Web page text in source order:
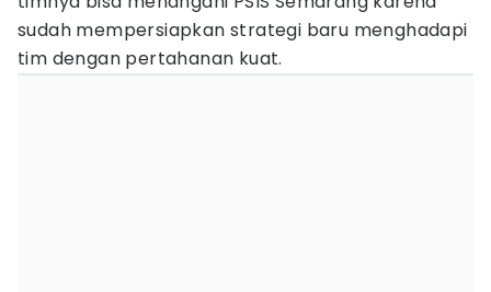
sudah mempersiapkan strategi baru menghadapi
tim dengan pertahanan kuat.